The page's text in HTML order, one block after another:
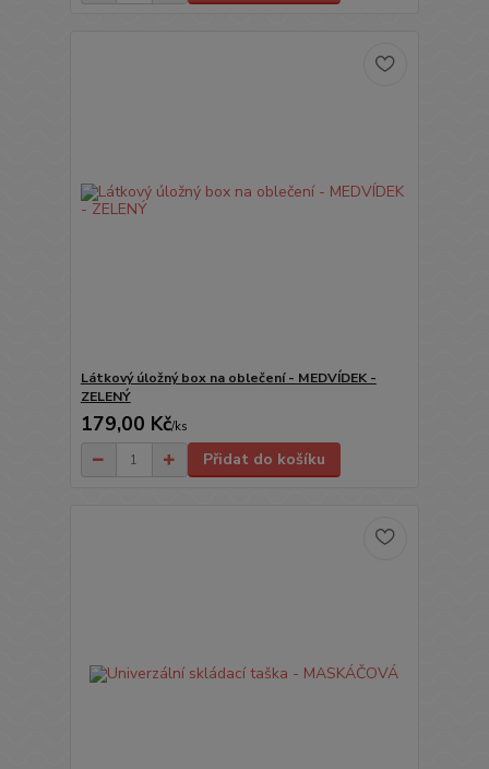
Látkový úložný box na oblečení - MEDVÍDEK -
ZELENÝ
179,00 Kč/ks
Přidat do košíku